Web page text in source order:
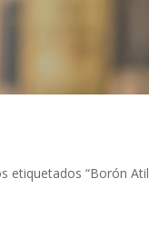
etiquetados “Borón